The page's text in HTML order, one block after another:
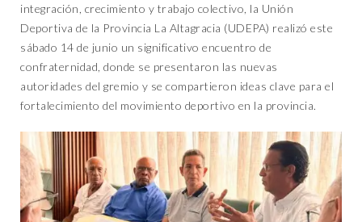
integración, crecimiento y trabajo colectivo, la Unión
Deportiva de la Provincia La Altagracia (UDEPA) realizó este
sábado 14 de junio un significativo encuentro de
confraternidad, donde se presentaron las nuevas
autoridades del gremio y se compartieron ideas clave para el
fortalecimiento del movimiento deportivo en la provincia.